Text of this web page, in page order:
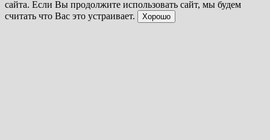
сайта. Если Вы продолжите использовать сайт, мы будем
считать что Вас это устраивает.
Хорошо